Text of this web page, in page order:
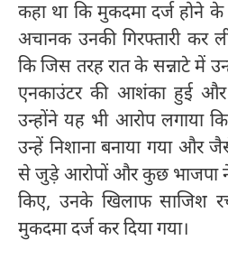
कहा था कि मुकदमा दर्ज होने
अचानक उनकी गिरफ्तारी कर
कि जिस तरह रात के सन्नाटे में
एनकाउंटर की आशंका हुई और
उन्होंने यह भी आरोप लगाया
उन्हें निशाना बनाया गया और
से जुड़े आरोपों और कुछ भाजपा
किए, उनके खिलाफ साजिश
मुकदमा दर्ज कर दिया गया।